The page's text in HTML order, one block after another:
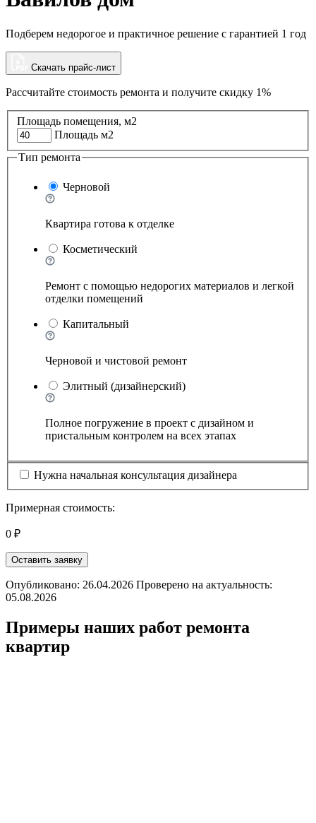
Подберем недорогое и практичное решение с гарантией 1 год
Скачать прайс-лист
Рассчитайте стоимость ремонта и получите скидку 1%
Площадь помещения, м2
Площадь м2
Тип ремонта
Черновой
Квартира готова к отделке
Косметический
Ремонт с помощью недорогих материалов и легкой
отделки помещений
Капитальный
Черновой и чистовой ремонт
Элитный (дизайнерский)
Полное погружение в проект с дизайном и
пристальным контролем на всех этапах
Нужна начальная консультация дизайнера
Примерная стоимость:
0 ₽
Оставить заявку
Опубликовано: 26.04.2026 Проверено на актуальность:
05.08.2026
Примеры наших работ ремонта
квартир